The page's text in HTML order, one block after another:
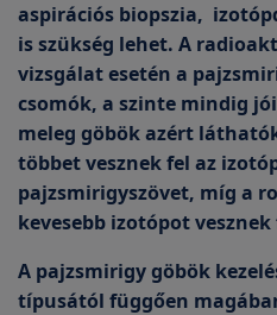
aspirációs biopszia,
is szükség lehet. A
vizsgálat esetén a
csomók, a szinte mindig
meleg göbök azért
többet vesznek fel az
pajzsmirigyszövet, míg a
kevesebb izotópot vesznek
A pajzsmirigy göbök
típusától függően